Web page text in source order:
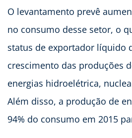
O levantamento prevê
no consumo desse setor, o
status de exportador líquido
crescimento das produções
energias hidroelétrica,
Além disso, a produção de
94% do consumo em 2015